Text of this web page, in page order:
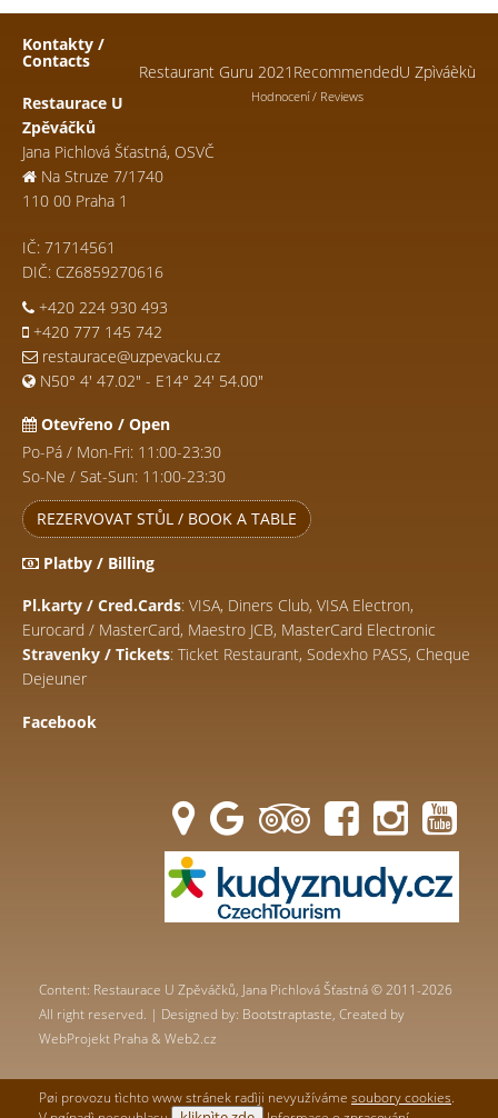
Restaurant Guru 2021 RecommendedU Zpìváèkù
Hodnocení / Reviews
Kontakty /
Contacts
Restaurace U
Zpěváčků
Jana Pichlová Šťastná, OSVČ
Na Struze 7/1740
110 00 Praha 1
IČ: 71714561
DIČ: CZ6859270616
+420 224 930 493
+420 777 145 742
restaurace@uzpevacku.cz
N50° 4' 47.02" - E14° 24' 54.00"
Otevřeno / Open
Po-Pá / Mon-Fri: 11:00-23:30
So-Ne / Sat-Sun: 11:00-23:30
REZERVOVAT STŮL / BOOK A TABLE
Platby / Billing
Pl.karty / Cred.Cards: VISA, Diners Club, VISA Electron,
Eurocard / MasterCard, Maestro JCB, MasterCard Electronic
Stravenky / Tickets: Ticket Restaurant, Sodexho PASS, Cheque
Dejeuner
Facebook
Content: Restaurace U Zpěváčků, Jana Pichlová Šťastná © 2011-2026
All right reserved. | Designed by: Bootstraptaste, Created by
WebProjekt Praha & Web2.cz
Pøi provozu tìchto www stránek radìji nevyužíváme soubory cookies.